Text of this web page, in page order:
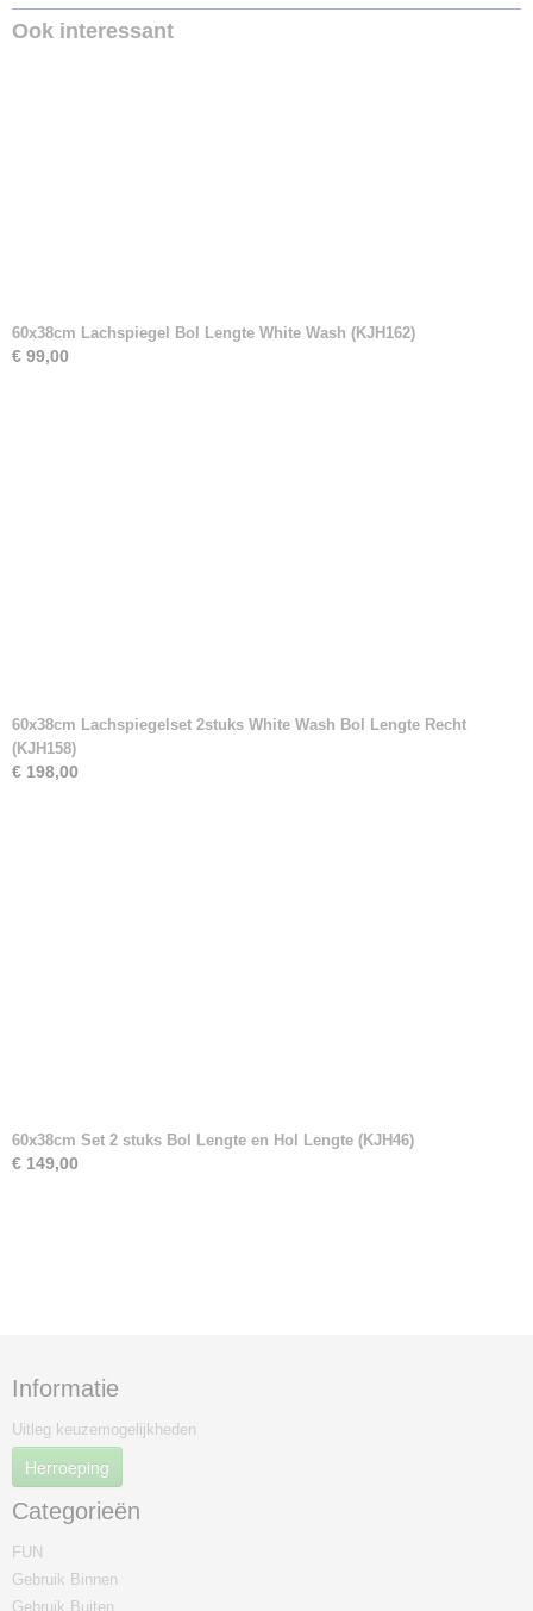
Ook interessant
60x38cm Lachspiegel Bol Lengte White Wash (KJH162)
€ 99,00
60x38cm Lachspiegelset 2stuks White Wash Bol Lengte Recht
(KJH158)
€ 198,00
60x38cm Set 2 stuks Bol Lengte en Hol Lengte (KJH46)
€ 149,00
Informatie
Uitleg keuzemogelijkheden
Herroeping
Categorieën
FUN
Gebruik Binnen
Gebruik Buiten